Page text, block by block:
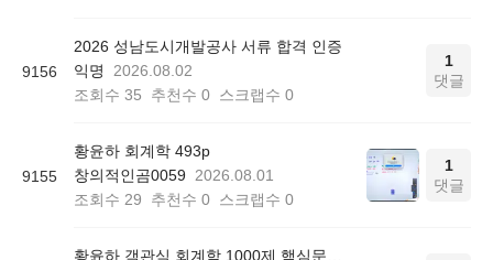
9156
2026 성남도시개발공사 서류 합격 인증
익명
2026.08.02
조회수 35 추천수 0 스크랩수 0
1
댓글
9155
황윤하 회계학 493p
창의적인곰0059
2026.08.01
조회수 29 추천수 0 스크랩수 0
1
댓글